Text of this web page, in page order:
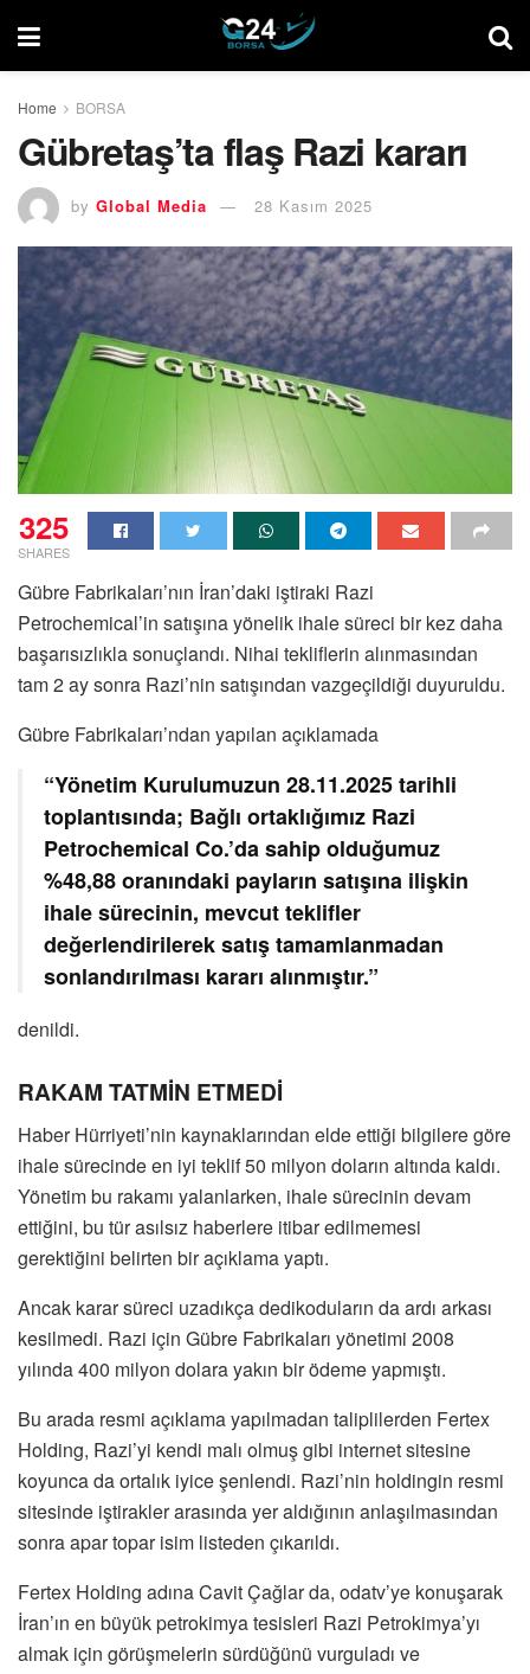
Home BORSA
Gübretaş’ta flaş Razi kararı
by Global Media 28 Kasım 2025
325
SHARES
Gübre Fabrikaları’nın İran’daki iştiraki Razi
Petrochemical’in satışına yönelik ihale süreci bir kez daha
başarısızlıkla sonuçlandı. Nihai tekliflerin alınmasından
tam 2 ay sonra Razi’nin satışından vazgeçildiği duyuruldu.
Gübre Fabrikaları’ndan yapılan açıklamada
“Yönetim Kurulumuzun 28.11.2025 tarihli
toplantısında; Bağlı ortaklığımız Razi
Petrochemical Co.’da sahip olduğumuz
%48,88 oranındaki payların satışına ilişkin
ihale sürecinin, mevcut teklifler
değerlendirilerek satış tamamlanmadan
sonlandırılması kararı alınmıştır.”
denildi.
RAKAM TATMİN ETMEDİ
Haber Hürriyeti’nin kaynaklarından elde ettiği bilgilere göre
ihale sürecinde en iyi teklif 50 milyon doların altında kaldı.
Yönetim bu rakamı yalanlarken, ihale sürecinin devam
ettiğini, bu tür asılsız haberlere itibar edilmemesi
gerektiğini belirten bir açıklama yaptı.
Ancak karar süreci uzadıkça dedikoduların da ardı arkası
kesilmedi. Razi için Gübre Fabrikaları yönetimi 2008
yılında 400 milyon dolara yakın bir ödeme yapmıştı.
Bu arada resmi açıklama yapılmadan taliplilerden Fertex
Holding, Razi’yi kendi malı olmuş gibi internet sitesine
koyunca da ortalık iyice şenlendi. Razi’nin holdingin resmi
sitesinde iştirakler arasında yer aldığının anlaşılmasından
sonra apar topar isim listeden çıkarıldı.
Fertex Holding adına Cavit Çağlar da, odatv’ye konuşarak
İran’ın en büyük petrokimya tesisleri Razi Petrokimya’yı
almak için görüşmelerin sürdüğünü vurguladı ve